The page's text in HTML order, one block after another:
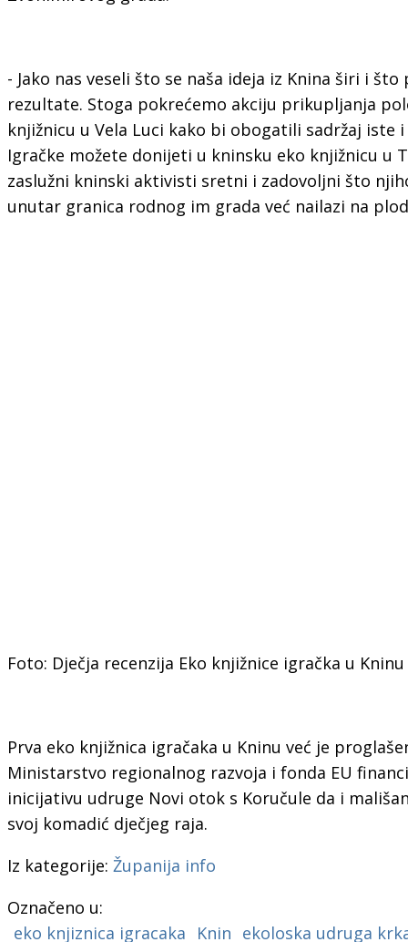
- Jako nas veseli što se naša ideja iz Knina širi i
rezultate. Stoga pokrećemo akciju prikupljanja
knjižnicu u Vela Luci kako bi obogatili sadržaj iste
Igračke možete donijeti u kninsku eko knjižnicu u
zaslužni kninski aktivisti sretni i zadovoljni što
unutar granica rodnog im grada već nailazi na
Foto: Dječja recenzija Eko knjižnice igračka u Kninu
Prva eko knjižnica igračaka u Kninu već je
Ministarstvo regionalnog razvoja i fonda EU
inicijativu udruge Novi otok s Koručule da i
svoj komadić dječjeg raja.
Iz kategorije: Županija info
Označeno u:
eko knjiznica igracaka
Knin ekoloska udruga